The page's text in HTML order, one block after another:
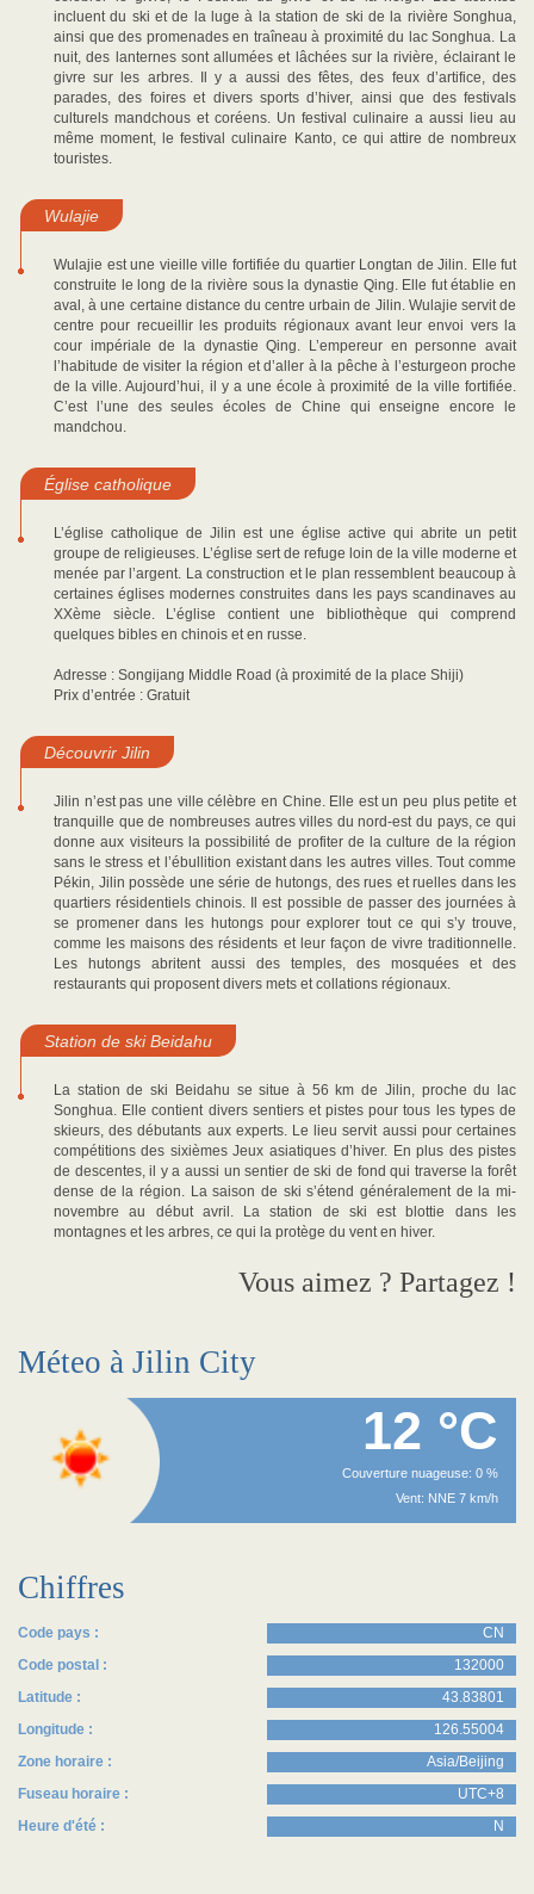
incluent du ski et de la luge à la station de ski de la rivière Songhua,
ainsi que des promenades en traîneau à proximité du lac Songhua. La
nuit, des lanternes sont allumées et lâchées sur la rivière, éclairant le
givre sur les arbres. Il y a aussi des fêtes, des feux d’artifice, des
parades, des foires et divers sports d’hiver, ainsi que des festivals
culturels mandchous et coréens. Un festival culinaire a aussi lieu au
même moment, le festival culinaire Kanto, ce qui attire de nombreux
touristes.
Wulajie
Wulajie est une vieille ville fortifiée du quartier Longtan de Jilin. Elle fut
construite le long de la rivière sous la dynastie Qing. Elle fut établie en
aval, à une certaine distance du centre urbain de Jilin. Wulajie servit de
centre pour recueillir les produits régionaux avant leur envoi vers la
cour impériale de la dynastie Qing. L’empereur en personne avait
l’habitude de visiter la région et d’aller à la pêche à l’esturgeon proche
de la ville. Aujourd’hui, il y a une école à proximité de la ville fortifiée.
C’est l’une des seules écoles de Chine qui enseigne encore le
mandchou.
Église catholique
L’église catholique de Jilin est une église active qui abrite un petit
groupe de religieuses. L’église sert de refuge loin de la ville moderne et
menée par l’argent. La construction et le plan ressemblent beaucoup à
certaines églises modernes construites dans les pays scandinaves au
XXème siècle. L’église contient une bibliothèque qui comprend
quelques bibles en chinois et en russe.
Adresse : Songijang Middle Road (à proximité de la place Shiji)
Prix d’entrée : Gratuit
Découvrir Jilin
Jilin n’est pas une ville célèbre en Chine. Elle est un peu plus petite et
tranquille que de nombreuses autres villes du nord-est du pays, ce qui
donne aux visiteurs la possibilité de profiter de la culture de la région
sans le stress et l’ébullition existant dans les autres villes. Tout comme
Pékin, Jilin possède une série de hutongs, des rues et ruelles dans les
quartiers résidentiels chinois. Il est possible de passer des journées à
se promener dans les hutongs pour explorer tout ce qui s’y trouve,
comme les maisons des résidents et leur façon de vivre traditionnelle.
Les hutongs abritent aussi des temples, des mosquées et des
restaurants qui proposent divers mets et collations régionaux.
Station de ski Beidahu
La station de ski Beidahu se situe à 56 km de Jilin, proche du lac
Songhua. Elle contient divers sentiers et pistes pour tous les types de
skieurs, des débutants aux experts. Le lieu servit aussi pour certaines
compétitions des sixièmes Jeux asiatiques d’hiver. En plus des pistes
de descentes, il y a aussi un sentier de ski de fond qui traverse la forêt
dense de la région. La saison de ski s’étend généralement de la mi-
novembre au début avril. La station de ski est blottie dans les
montagnes et les arbres, ce qui la protège du vent en hiver.
Vous aimez ? Partagez !
Méteo à Jilin City
12 °C
Couverture nuageuse: 0 %
Vent: NNE 7 km/h
Chiffres
Code pays :
CN
Code postal :
132000
Latitude :
43.83801
Longitude :
126.55004
Zone horaire :
Asia/Beijing
Fuseau horaire :
UTC+8
Heure d'été :
N